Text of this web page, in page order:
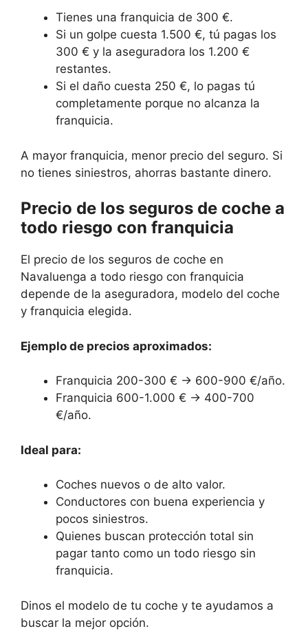
Tienes una franquicia de 300 €.
Si un golpe cuesta 1.500 €, tú pagas los
300 € y la aseguradora los 1.200 €
restantes.
Si el daño cuesta 250 €, lo pagas tú
completamente porque no alcanza la
franquicia.
A mayor franquicia, menor precio del seguro. Si
no tienes siniestros, ahorras bastante dinero.
Precio de los seguros de coche a
todo riesgo con franquicia
El precio de los seguros de coche en
Navaluenga a todo riesgo con franquicia
depende de la aseguradora, modelo del coche
y franquicia elegida.
Ejemplo de precios aproximados:
Franquicia 200-300 € → 600-900 €/año.
Franquicia 600-1.000 € → 400-700
€/año.
Ideal para:
Coches nuevos o de alto valor.
Conductores con buena experiencia y
pocos siniestros.
Quienes buscan protección total sin
pagar tanto como un todo riesgo sin
franquicia.
Dinos el modelo de tu coche y te ayudamos a
buscar la mejor opción.